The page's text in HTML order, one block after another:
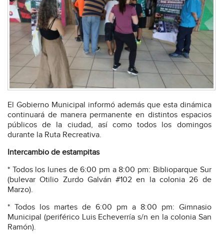
El Gobierno Municipal informó además que esta dinámica
continuará de manera permanente en distintos espacios
públicos de la ciudad, así como todos los domingos
durante la Ruta Recreativa.
Intercambio de estampitas
* Todos los lunes de 6:00 pm a 8:00 pm: Biblioparque Sur
(bulevar Otilio Zurdo Galván #102 en la colonia 26 de
Marzo).
* Todos los martes de 6:00 pm a 8:00 pm: Gimnasio
Municipal (periférico Luis Echeverría s/n en la colonia San
Ramón).